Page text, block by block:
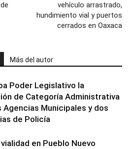
vehículo arrastrado,
hundimiento vial y puertos
cerrados en Oaxaca
Más del autor
Poder Legislativo la
de Categoría Administrativa
Agencias Municipales y dos
de Policía
en Pueblo Nuevo